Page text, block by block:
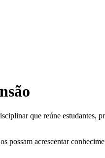
que reúne estudantes,
acrescentar